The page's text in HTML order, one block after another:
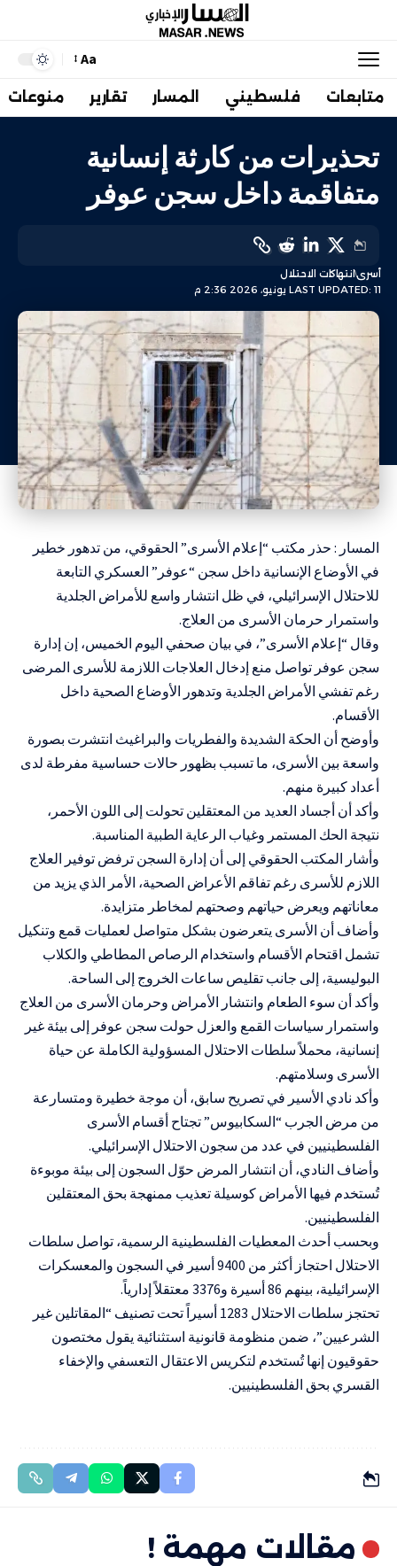
Aa
متابعات فلسطيني المسار تقارير منوعات
تحذيرات من كارثة إنسانية
متفاقمة داخل سجن عوفر
LAST UPDATED: 11 يونيو، 2026 2:36 م
أسرىانتهاكات الاحتلال
المسار : حذر مكتب “إعلام الأسرى” الحقوقي، من تدهور خطير
في الأوضاع الإنسانية داخل سجن “عوفر” العسكري التابعة
للاحتلال الإسرائيلي، في ظل انتشار واسع للأمراض الجلدية
واستمرار حرمان الأسرى من العلاج.
وقال “إعلام الأسرى”، في بيان صحفي اليوم الخميس، إن إدارة
سجن عوفر تواصل منع إدخال العلاجات اللازمة للأسرى المرضى
رغم تفشي الأمراض الجلدية وتدهور الأوضاع الصحية داخل
الأقسام.
وأوضح أن الحكة الشديدة والفطريات والبراغيث انتشرت بصورة
واسعة بين الأسرى، ما تسبب بظهور حالات حساسية مفرطة لدى
أعداد كبيرة منهم.
وأكد أن أجساد العديد من المعتقلين تحولت إلى اللون الأحمر،
نتيجة الحك المستمر وغياب الرعاية الطبية المناسبة.
وأشار المكتب الحقوقي إلى أن إدارة السجن ترفض توفير العلاج
اللازم للأسرى رغم تفاقم الأعراض الصحية، الأمر الذي يزيد من
معاناتهم ويعرض حياتهم وصحتهم لمخاطر متزايدة.
وأضاف أن الأسرى يتعرضون بشكل متواصل لعمليات قمع وتنكيل
تشمل اقتحام الأقسام واستخدام الرصاص المطاطي والكلاب
البوليسية، إلى جانب تقليص ساعات الخروج إلى الساحة.
وأكد أن سوء الطعام وانتشار الأمراض وحرمان الأسرى من العلاج
واستمرار سياسات القمع والعزل حولت سجن عوفر إلى بيئة غير
إنسانية، محملاً سلطات الاحتلال المسؤولية الكاملة عن حياة
الأسرى وسلامتهم.
وأكد نادي الأسير في تصريح سابق، أن موجة خطيرة ومتسارعة
من مرض الجرب “السكابيوس” تجتاح أقسام الأسرى
الفلسطينيين في عدد من سجون الاحتلال الإسرائيلي.
وأضاف النادي، أن انتشار المرض حوّل السجون إلى بيئة موبوءة
تُستخدم فيها الأمراض كوسيلة تعذيب ممنهجة بحق المعتقلين
الفلسطينيين.
وبحسب أحدث المعطيات الفلسطينية الرسمية، تواصل سلطات
الاحتلال احتجاز أكثر من 9400 أسير في السجون والمعسكرات
الإسرائيلية، بينهم 86 أسيرة و3376 معتقلاً إدارياً.
تحتجز سلطات الاحتلال 1283 أسيراً تحت تصنيف “المقاتلين غير
الشرعيين”، ضمن منظومة قانونية استثنائية يقول مختصون
حقوقيون إنها تُستخدم لتكريس الاعتقال التعسفي والإخفاء
القسري بحق الفلسطينيين.
مقالات مهمة !